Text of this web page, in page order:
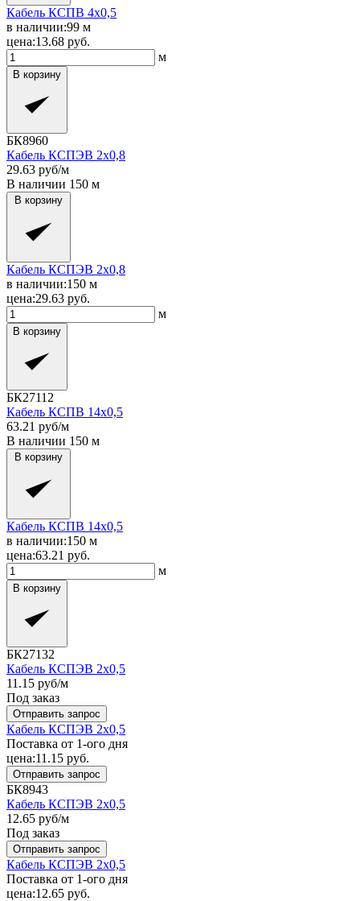
Кабель КСПВ 4x0,5
в наличии:99 м
цена:13.68 руб.
м
В корзину
БК8960
Кабель КСПЭВ 2x0,8
29.63 руб/м
В наличии 150 м
В корзину
Кабель КСПЭВ 2x0,8
в наличии:150 м
цена:29.63 руб.
м
В корзину
БК27112
Кабель КСПВ 14x0,5
63.21 руб/м
В наличии 150 м
В корзину
Кабель КСПВ 14x0,5
в наличии:150 м
цена:63.21 руб.
м
В корзину
БК27132
Кабель КСПЭВ 2x0,5
11.15 руб/м
Под заказ
Отправить запрос
Кабель КСПЭВ 2x0,5
Поставка от 1-ого дня
цена:11.15 руб.
Отправить запрос
БК8943
Кабель КСПЭВ 2x0,5
12.65 руб/м
Под заказ
Отправить запрос
Кабель КСПЭВ 2x0,5
Поставка от 1-ого дня
цена:12.65 руб.